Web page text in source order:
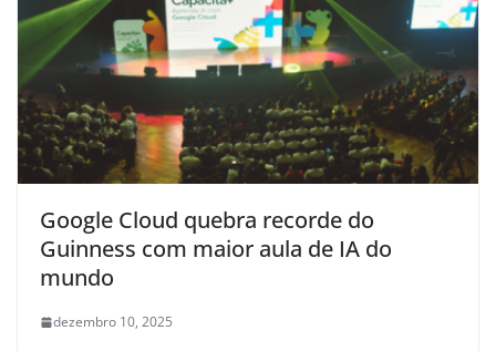
Google Cloud quebra recorde do
Guinness com maior aula de IA do
mundo
dezembro 10, 2025